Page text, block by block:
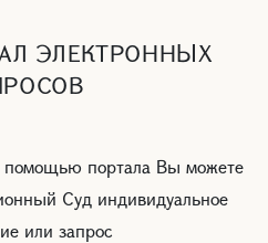
ЭЛЕКТРОННЫХ
помощью портала Вы можете
Суд индивидуальное
или запрос